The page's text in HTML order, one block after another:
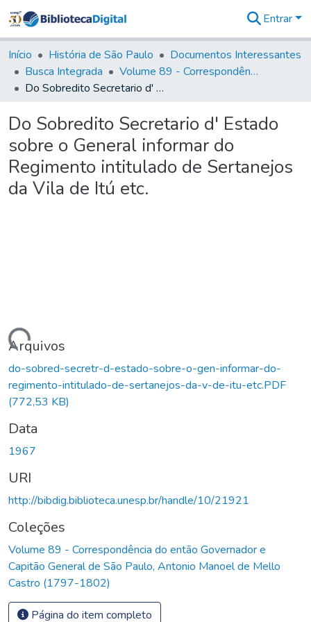
&
Coleções
Tudo na
Biblioteca
Estatísticas
Entrar
Início História de São Paulo
Documentos Interessantes
Busca Integrada
Volume 89 - Correspondência do então Governador e Capitão General de São Paulo, Antonio Manoel de Mello Castro (1797-1802)
Do Sobredito Secretario d' Estado sobre o General informar do Regimento intitulado de Sertanejos da Vila de Itú etc.
Do Sobredito Secretario d' Estado
sobre o General informar do
Regimento intitulado de Sertanejos
da Vila de Itú etc.
Carregando...
Arquivos
do-sobred-secretr-d-estado-sobre-o-gen-informar-do-
regimento-intitulado-de-sertanejos-da-v-de-itu-etc.PDF
(772,53 KB)
Data
1967
URI
http://bibdig.biblioteca.unesp.br/handle/10/21921
Coleções
Volume 89 - Correspondência do então Governador e
Capitão General de São Paulo, Antonio Manoel de Mello
Castro (1797-1802)
Página do item completo